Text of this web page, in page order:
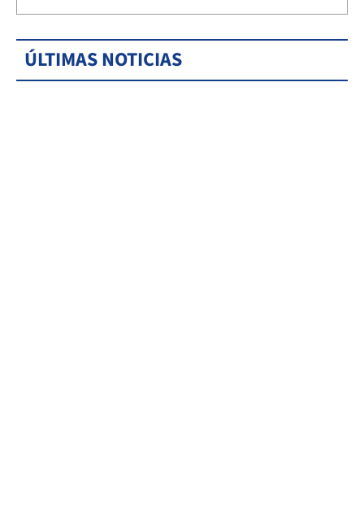
ÚLTIMAS NOTICIAS